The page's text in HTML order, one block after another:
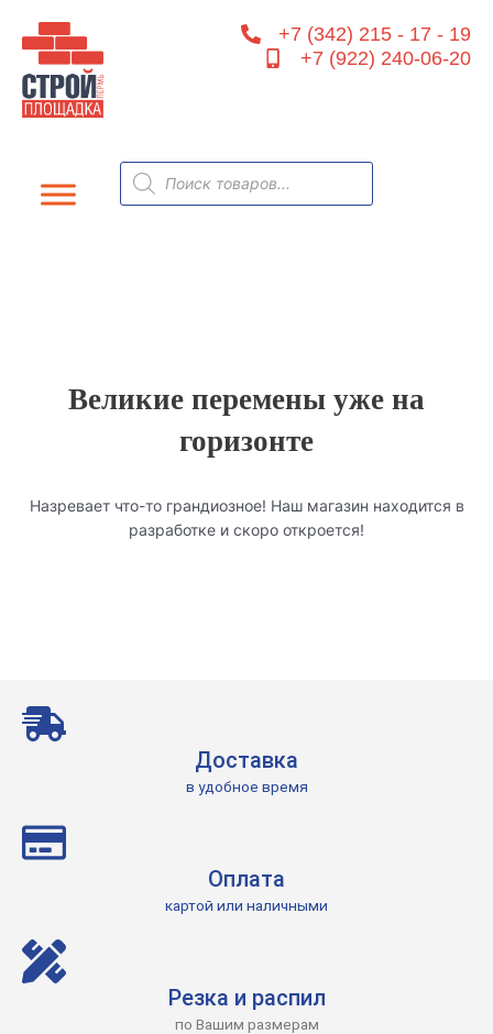
содержимому
+7 (342) 215 - 17 - 19
+7 (922) 240-06-20
Поиск
товаров
Великие перемены уже на
горизонте
Назревает что-то грандиозное! Наш магазин находится в
разработке и скоро откроется!
Доставка
в удобное время
Оплата
картой или наличными
Резка и распил
по Вашим размерам